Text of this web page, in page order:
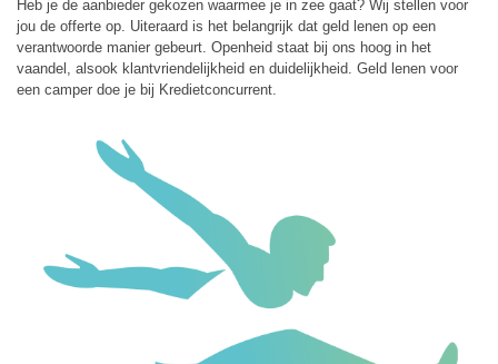
Heb je de aanbieder gekozen waarmee je in zee gaat? Wij stellen voor
jou de offerte op. Uiteraard is het belangrijk dat geld lenen op een
verantwoorde manier gebeurt. Openheid staat bij ons hoog in het
vaandel, alsook klantvriendelijkheid en duidelijkheid. Geld lenen voor
een camper doe je bij Kredietconcurrent.